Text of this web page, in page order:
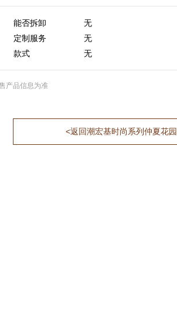
能否拆卸
无
定制服务
无
款式
无
产品信息为准
<返回潮宏基时尚系列仲夏花